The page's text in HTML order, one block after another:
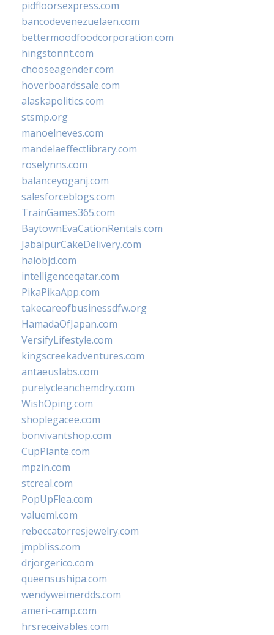
pidfloorsexpress.com
bancodevenezuelaen.com
bettermoodfoodcorporation.com
hingstonnt.com
chooseagender.com
hoverboardssale.com
alaskapolitics.com
stsmp.org
manoelneves.com
mandelaeffectlibrary.com
roselynns.com
balanceyoganj.com
salesforceblogs.com
TrainGames365.com
BaytownEvaCationRentals.com
JabalpurCakeDelivery.com
halobjd.com
intelligenceqatar.com
PikaPikaApp.com
takecareofbusinessdfw.org
HamadaOfJapan.com
VersifyLifestyle.com
kingscreekadventures.com
antaeuslabs.com
purelycleanchemdry.com
WishOping.com
shoplegacee.com
bonvivantshop.com
CupPlante.com
mpzin.com
stcreal.com
PopUpFlea.com
valueml.com
rebeccatorresjewelry.com
jmpbliss.com
drjorgerico.com
queensushipa.com
wendyweimerdds.com
ameri-camp.com
hrsreceivables.com